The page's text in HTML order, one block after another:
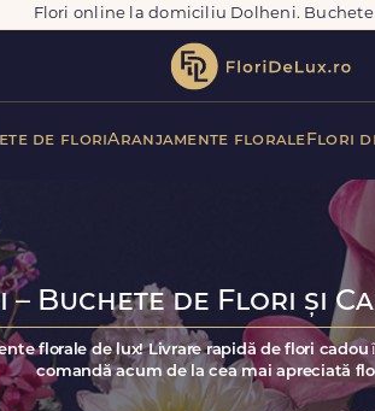
Flori online la domiciliu Dolheni. Buchete
de floriAranjamente florale Flori
Buchete de Flori și
florale de lux! Livrare rapidă de flori cadou
comandă acum de la cea mai apreciată